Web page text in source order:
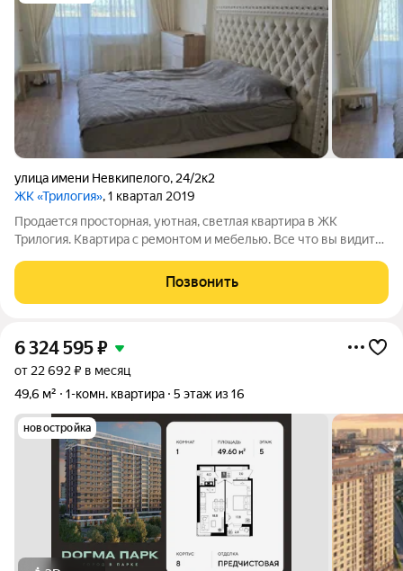
улица имени Невкипелого, 24/2к2
ЖК «Трилогия», 1 квартал 2019
Продается просторная, уютная, светлая квартира в ЖК
Трилогия. Квартира с ремонтом и мебелью. Все что вы видите
кухней 13,5 метров и ленточным балконом 7 метров. Квартира
готова к продаже, один
Позвонить
6 324 595₽
от 22 692 ₽ в месяц
49,6 м²
1-комн. квартира 5 этаж из 16
новостройка